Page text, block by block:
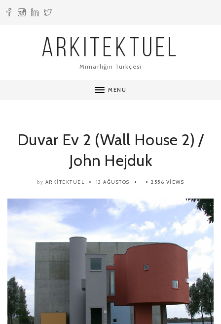
ARKITEKTUEL
Mimarlığın Türkçesi
MENU
Duvar Ev 2 (Wall House 2) /
John Hejduk
by ARKITEKTUEL 13 AĞUSTOS 2556 VIEWS